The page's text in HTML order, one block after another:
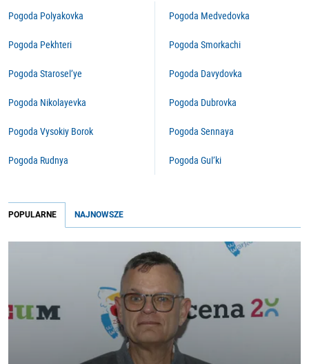
Pogoda Polyakovka
Pogoda Pekhteri
Pogoda Starosel’ye
Pogoda Nikolayevka
Pogoda Vysokiy Borok
Pogoda Rudnya
Pogoda Medvedovka
Pogoda Smorkachi
Pogoda Davydovka
Pogoda Dubrovka
Pogoda Sennaya
Pogoda Gul’ki
POPULARNE NAJNOWSZE